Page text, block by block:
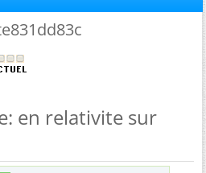
en relativite sur